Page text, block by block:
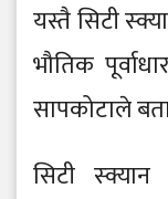
यस्तै सिटी
भौतिक
सापकोटाले
सिटी